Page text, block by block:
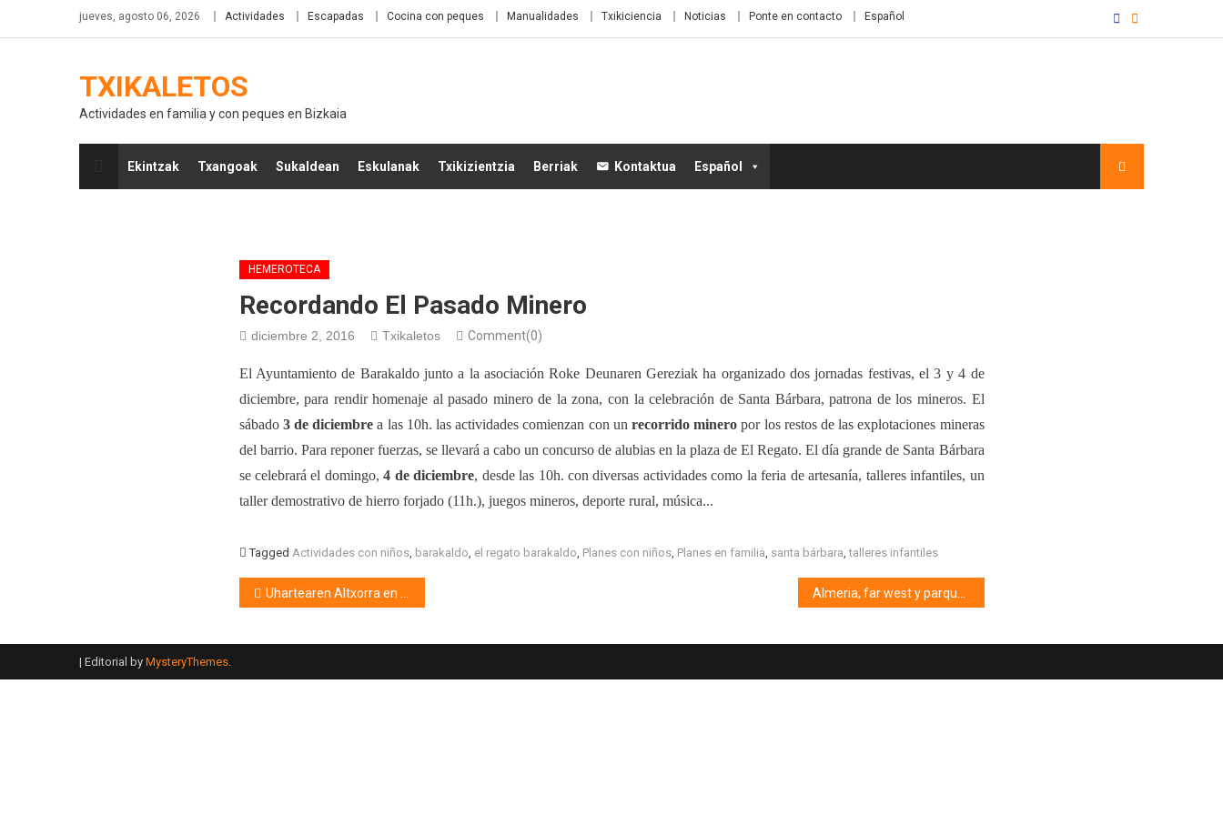
jueves, agosto 06, 2026 Actividades Escapadas Cocina con peques Manualidades Txikiciencia Noticias Ponte en contacto Español
TXIKALETOS
Actividades en familia y con peques en Bizkaia
Ekintzak Txangoak Sukaldean Eskulanak Txikizientzia Berriak Kontaktua Español
HEMEROTECA
Recordando El Pasado Minero
diciembre 2, 2016 Txikaletos Comment(0)
El Ayuntamiento de Barakaldo junto a la asociación Roke Deunaren Gereziak ha organizado dos jornadas festivas,el 3 y 4 de
diciembre, para rendir homenaje al pasado minero de la zona, con la celebración de Santa Bárbara, patrona de los mineros. El
sábado 3 de diciembrea las 10h. las actividades comienzan con un recorrido minero por los restos de las explotaciones mineras
del barrio. Para reponer fuerzas, se llevará a cabo un concurso de alubias en la plaza de El Regato. El día grande de Santa Bárbara
se celebrará el domingo,4 de diciembre, desde las 10h.con diversas actividades como la feria de artesanía, talleres infantiles, un
taller demostrativo de hierro forjado (11h.), juegos mineros, deporte rural, música...
Tagged Actividades con niños, barakaldo, el regato barakaldo, Planes con niños, Planes en familia, santa bárbara,talleres infantiles
Uhartearen Altxorra en Azkuna Zentroa
| Editorial by MysteryThemes.